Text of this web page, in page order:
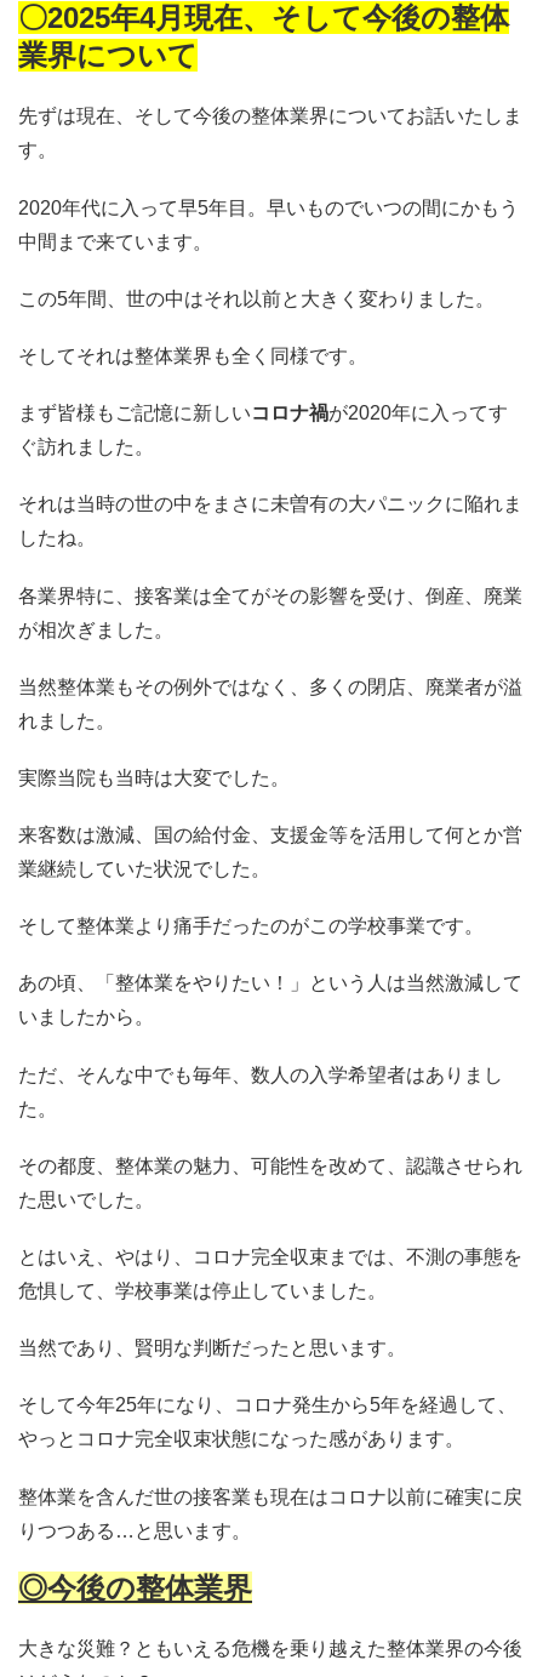
〇2025年4月現在、そして今後の整体
業界について
先ずは現在、そして今後の整体業界についてお話いたしま
す。
2020年代に入って早5年目。早いものでいつの間にかもう
中間まで来ています。
この5年間、世の中はそれ以前と大きく変わりました。
そしてそれは整体業界も全く同様です。
まず皆様もご記憶に新しいコロナ禍が2020年に入ってす
ぐ訪れました。
それは当時の世の中をまさに未曽有の大パニックに陥れま
したね。
各業界特に、接客業は全てがその影響を受け、倒産、廃業
が相次ぎました。
当然整体業もその例外ではなく、多くの閉店、廃業者が溢
れました。
実際当院も当時は大変でした。
来客数は激減、国の給付金、支援金等を活用して何とか営
業継続していた状況でした。
そして整体業より痛手だったのがこの学校事業です。
あの頃、「整体業をやりたい！」という人は当然激減して
いましたから。
ただ、そんな中でも毎年、数人の入学希望者はありまし
た。
その都度、整体業の魅力、可能性を改めて、認識させられ
た思いでした。
とはいえ、やはり、コロナ完全収束までは、不測の事態を
危惧して、学校事業は停止していました。
当然であり、賢明な判断だったと思います。
そして今年25年になり、コロナ発生から5年を経過して、
やっとコロナ完全収束状態になった感があります。
整体業を含んだ世の接客業も現在はコロナ以前に確実に戻
りつつある…と思います。
◎今後の整体業界
大きな災難？ともいえる危機を乗り越えた整体業界の今後